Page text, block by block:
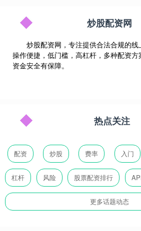
炒股配资网
炒股配资网，专注提供合法合规的
操作便捷，低门槛，高杠杆，多种配资方
资金安全有保障。
热点关注
配资 炒股 费率 入门
杠杆 风险 股票配资排行
更多话题动态